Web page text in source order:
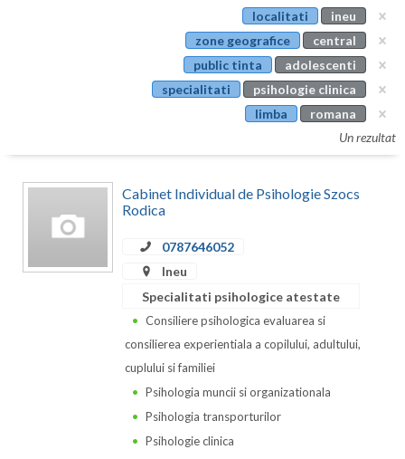
Constanta
Covasna
localitati
ineu
zone geografice
central
public tinta
adolescenti
specialitati
psihologie clinica
limba
romana
Un rezultat
Cabinet Individual de Psihologie Szocs
Rodica
0787646052
Ineu
Specialitati psihologice atestate
Consiliere psihologica evaluarea si
consilierea experientiala a copilului, adultului,
cuplului si familiei
Psihologia muncii si organizationala
Psihologia transporturilor
Psihologie clinica